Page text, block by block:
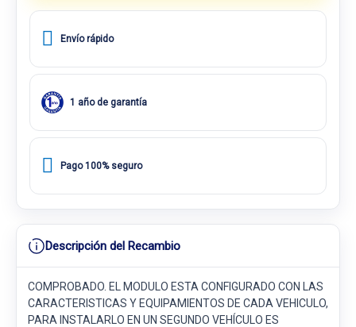
Envío rápido
1 año de garantía
Pago 100% seguro
Descripción del Recambio
COMPROBADO. EL MODULO ESTA CONFIGURADO CON LAS
CARACTERISTICAS Y EQUIPAMIENTOS DE CADA VEHICULO,
PARA INSTALARLO EN UN SEGUNDO VEHÍCULO ES